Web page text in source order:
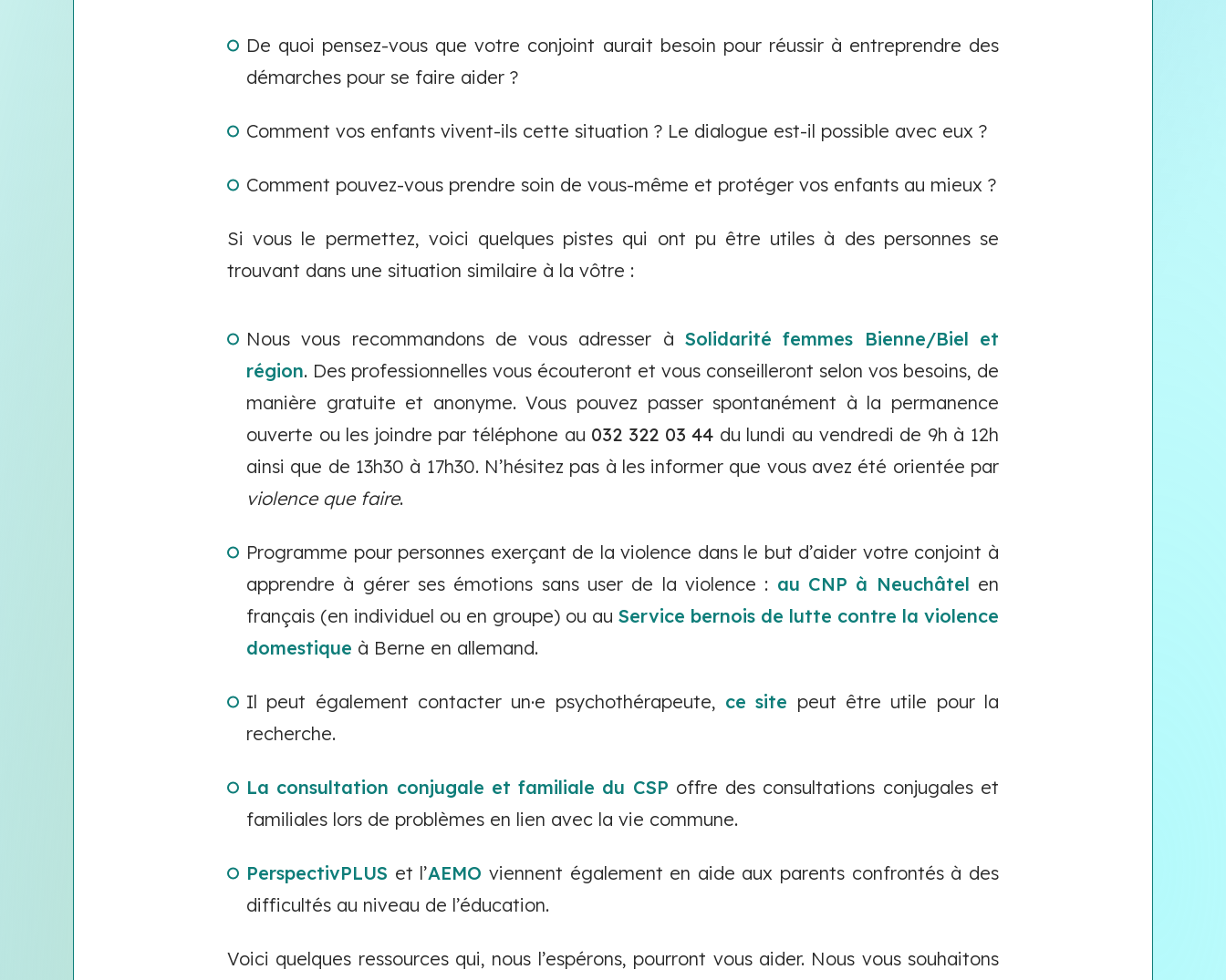
De quoi pensez-vous que votre conjoint aurait besoin pour réussir à entreprendre des
démarches pour se faire aider ?
Comment vos enfants vivent-ils cette situation ? Le dialogue est-il possible avec eux ?
Comment pouvez-vous prendre soin de vous-même et protéger vos enfants au mieux ?
Si vous le permettez, voici quelques pistes qui ont pu être utiles à des personnes se
trouvant dans une situation similaire à la vôtre :
Nous vous recommandons de vous adresser àSolidarité femmes Bienne/Biel et
région. Des professionnelles vous écouteront et vous conseilleront selon vos besoins, de
manière gratuite et anonyme. Vous pouvez passer spontanément à la permanence
ouverte ou les joindre par téléphone au 032 322 03 44 du lundi au vendredi de 9h à 12h
ainsi que de 13h30 à 17h30. N’hésitez pas à les informer que vous avez été orientée par
violence que faire.
Programme pour personnes exerçant de la violence dans le but d’aider votre conjoint à
apprendre à gérer ses émotions sans user de la violence : au CNP à Neuchâtel en
français (en individuel ou en groupe) ou au Service bernois de lutte contre la violence
domestique à Berne en allemand.
Il peut également contacter un·e psychothérapeute, ce site peut être utile pour la
recherche.
La consultation conjugale et familiale du CSP offre des consultations conjugales et
familiales lors de problèmes en lien avec la vie commune.
PerspectivPLUS et l’AEMO viennent également en aide aux parents confrontés à des
difficultés au niveau de l’éducation.
Voici quelques ressources qui, nous l’espérons, pourront vous aider. Nous vous souhaitons